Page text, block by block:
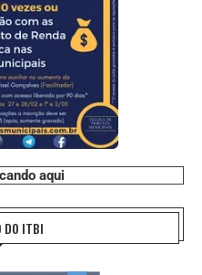
aqui
DO ITBI